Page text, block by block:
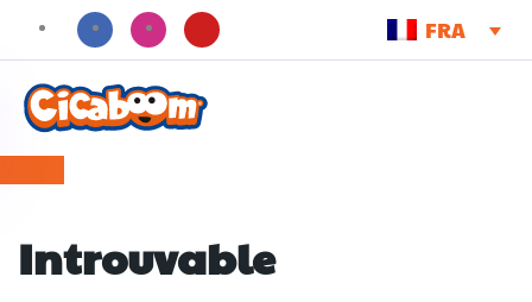
FRA
Introuvable